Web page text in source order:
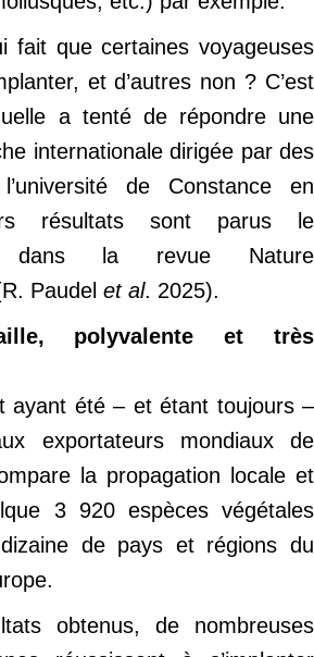
fait que certaines voyageuses
et d’autres non ? C’est
a tenté de répondre une
internationale dirigée par des
de Constance en
résultats sont parus le
dans la revue Nature
Paudel et al. 2025).
polyvalente et très
ayant été – et étant toujours –
exportateurs mondiaux de
la propagation locale et
3 920 espèces végétales
dizaine de pays et régions du
obtenus, de nombreuses